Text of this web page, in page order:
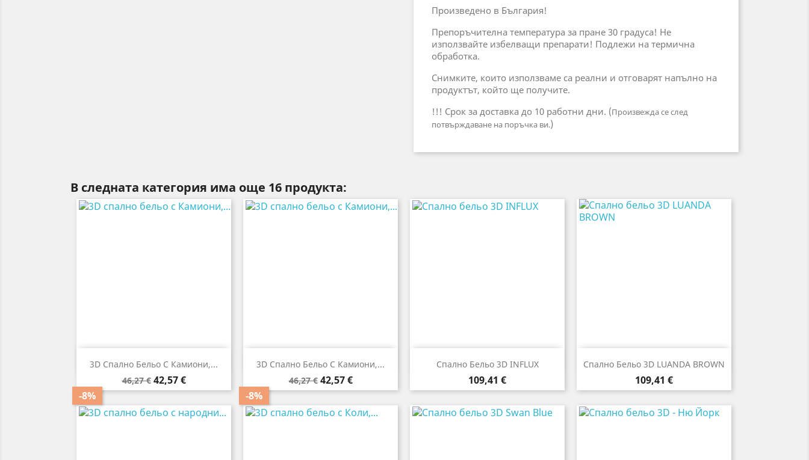
Произведено в България!
Препоръчителна температура за пране 30 градуса! Не
използвайте избелващи препарати! Подлежи на термична
обработка.
Снимките, които използваме са реални и отговарят напълно на
продуктът, който ще получите.
!!! Срок за доставка до 10 работни дни. (Произвежда се след
потвърждаване на поръчка ви.)
В следната категория има още 16 продукта:
3D Спално Бельо С Камиони,...
Редовна
цена
46,27 €
-8%
Цена
42,57 €
 Бърз преглед 3D Спално Бельо С Камиони,...
Редовна
цена
46,27 €
-8%
Цена
42,57 €
 Бърз преглед Спално Бельо 3D INFLUX
Цена
109,41 €
 Бърз преглед Спално Бельо 3D LUANDA BROWN
Цена
109,41 €
 Бърз преглед